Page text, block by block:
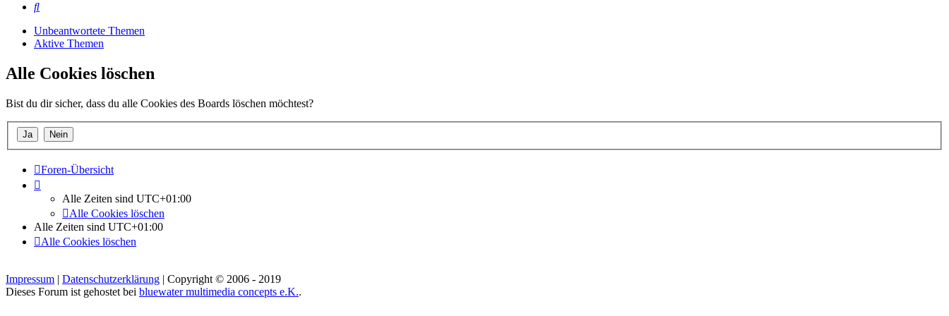
Suche
Unbeantwortete Themen
Aktive Themen
Alle Cookies löschen
Bist du dir sicher, dass du alle Cookies des Boards löschen möchtest?
Foren-Übersicht
Alle Zeiten sind UTC+01:00
Alle Cookies löschen
Alle Zeiten sind UTC+01:00
Alle Cookies löschen
Impressum | Datenschutzerklärung | Copyright © 2006 - 2019
Dieses Forum ist gehostet bei bluewater multimedia concepts e.K..